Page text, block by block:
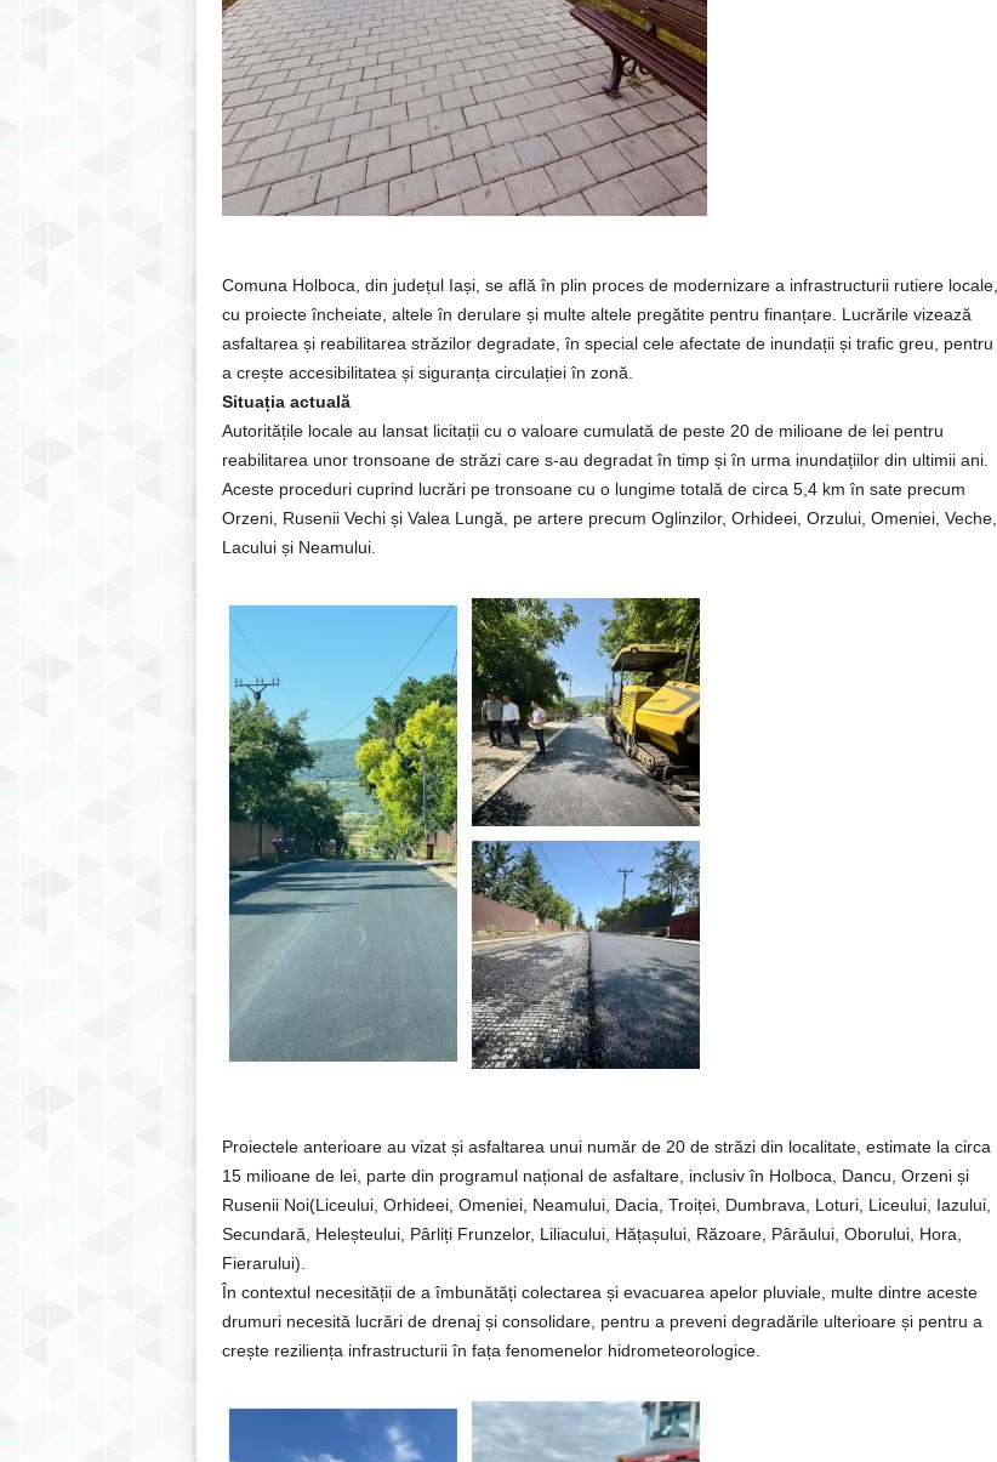
Comuna Holboca, din județul Iași, se află în plin proces de modernizare a infrastructurii rutiere locale,
cu proiecte încheiate, altele în derulare și multe altele pregătite pentru finanțare. Lucrările vizează
asfaltarea și reabilitarea străzilor degradate, în special cele afectate de inundații și trafic greu, pentru
a crește accesibilitatea și siguranța circulației în zonă.
Situația actuală
Autoritățile locale au lansat licitații cu o valoare cumulată de peste 20 de milioane de lei pentru
reabilitarea unor tronsoane de străzi care s‑au degradat în timp și în urma inundațiilor din ultimii ani.
Aceste proceduri cuprind lucrări pe tronsoane cu o lungime totală de circa 5,4 km în sate precum
Orzeni, Rusenii Vechi și Valea Lungă, pe artere precum Oglinzilor, Orhideei, Orzului, Omeniei, Veche,
Lacului și Neamului.
Proiectele anterioare au vizat și asfaltarea unui număr de 20 de străzi din localitate, estimate la circa
15 milioane de lei, parte din programul național de asfaltare, inclusiv în Holboca, Dancu, Orzeni și
Rusenii Noi(Liceului, Orhideei, Omeniei, Neamului, Dacia, Troiței, Dumbrava, Loturi, Liceului, Iazului,
Secundară, Heleșteului, Pârliți Frunzelor, Liliacului, Hățașului, Răzoare, Pârăului, Oborului, Hora,
Fierarului).
În contextul necesității de a îmbunătăți colectarea și evacuarea apelor pluviale, multe dintre aceste
drumuri necesită lucrări de drenaj și consolidare, pentru a preveni degradările ulterioare și pentru a
crește reziliența infrastructurii în fața fenomenelor hidrometeorologice.